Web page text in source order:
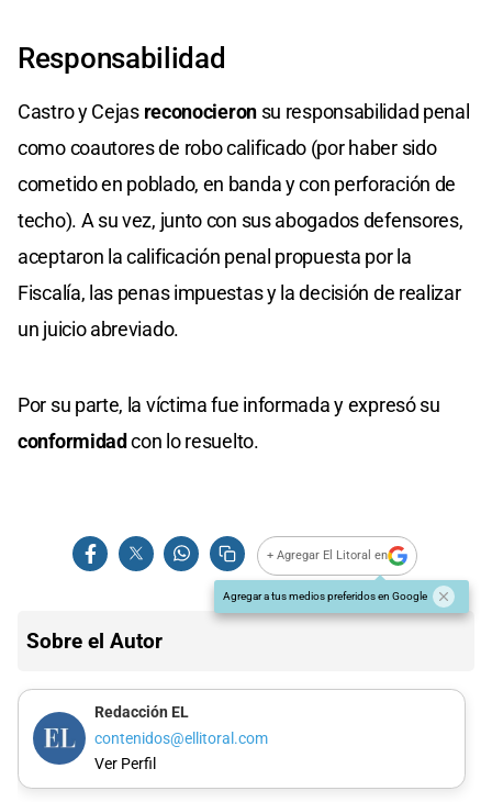
Responsabilidad
Castro y Cejas reconocieronsu responsabilidad penal
como coautores de robo calificado (por haber sido
cometido en poblado, en banda y con perforación de
techo). A su vez, junto con sus abogados defensores,
aceptaron la calificación penal propuesta por la
Fiscalía, las penas impuestas y la decisión de realizar
un juicio abreviado.
Por su parte, la víctima fue informada y expresó su
conformidadcon lo resuelto.
+ Agregar El Litoral en
Agregar a tus medios preferidos en Google
Sobre el Autor
Redacción EL
contenidos@ellitoral.com
Ver Perfil